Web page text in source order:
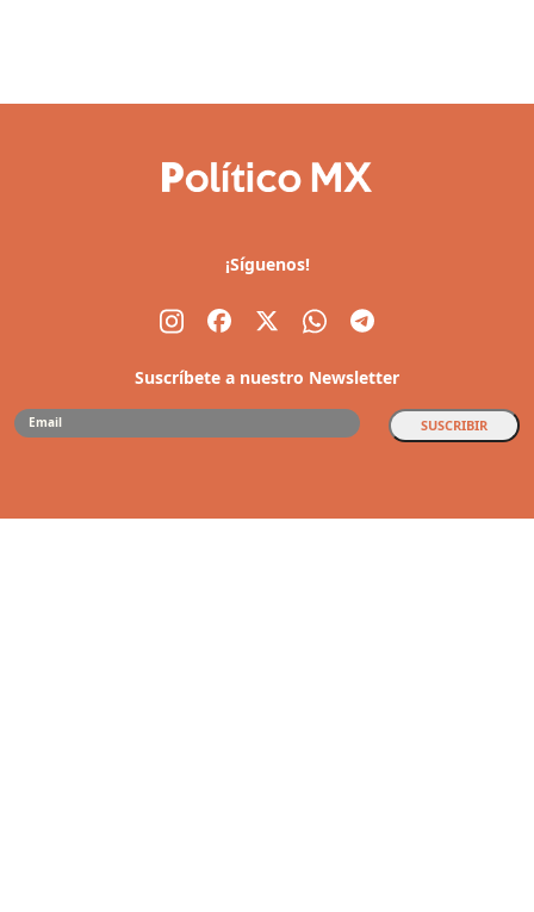
¡Síguenos!
Suscríbete a nuestro Newsletter
SUSCRIBIR